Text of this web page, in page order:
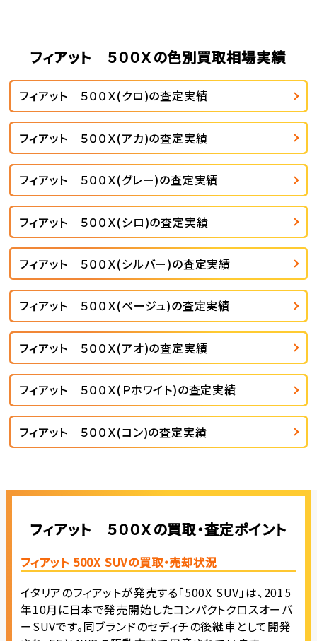
フィアット ５００Ｘの色別買取相場実績
フィアット ５００Ｘ(クロ)の査定実績
フィアット ５００Ｘ(アカ)の査定実績
フィアット ５００Ｘ(グレー)の査定実績
フィアット ５００Ｘ(シロ)の査定実績
フィアット ５００Ｘ(シルバー)の査定実績
フィアット ５００Ｘ(ベージュ)の査定実績
フィアット ５００Ｘ(アオ)の査定実績
フィアット ５００Ｘ(Ｐホワイト)の査定実績
フィアット ５００Ｘ(コン)の査定実績
フィアット ５００Ｘの買取・査定ポイント
フィアット 500X SUVの買取・売却状況
イタリアのフィアットが発売する「500X SUV」は、2015
年10月に日本で発売開始したコンパクトクロスオーバ
ーSUVです。同ブランドのセディチの後継車として開発